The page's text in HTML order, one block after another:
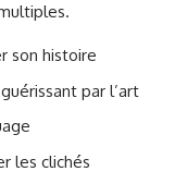
son histoire
par l’art
les clichés